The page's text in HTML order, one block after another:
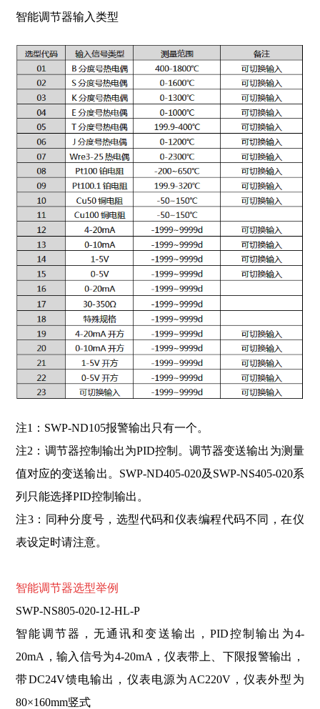
智能调节器输入类型
注1：SWP-ND105报警输出只有一个。
注2：调节器控制输出为PID控制。调节器变送输出为测量
值对应的变送输出。SWP-ND405-020及SWP-NS405-020系
列只能选择PID控制输出。
注3：同种分度号，选型代码和仪表编程代码不同，在仪
表设定时请注意。
智能调节器选型举例
SWP-NS805-020-12-HL-P
智能调节器，无通讯和变送输出，PID控制输出为4-
20mA，输入信号为4-20mA，仪表带上、下限报警输出，
带DC24V馈电输出，仪表电源为AC220V，仪表外型为
80×160mm竖式